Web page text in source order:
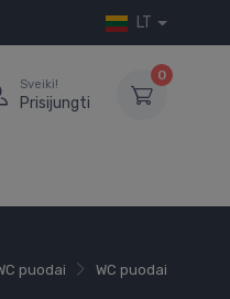
LT
Sveiki!
Prisijungti
0
puodai WC puodai